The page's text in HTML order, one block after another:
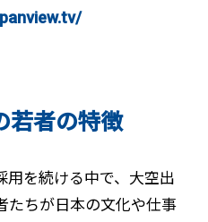
若者の特徴
用を続ける中で、大空出
たちが日本の文化や仕事